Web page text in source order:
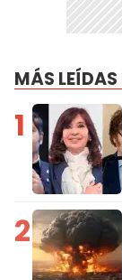
MÁS LEÍDAS
1
2